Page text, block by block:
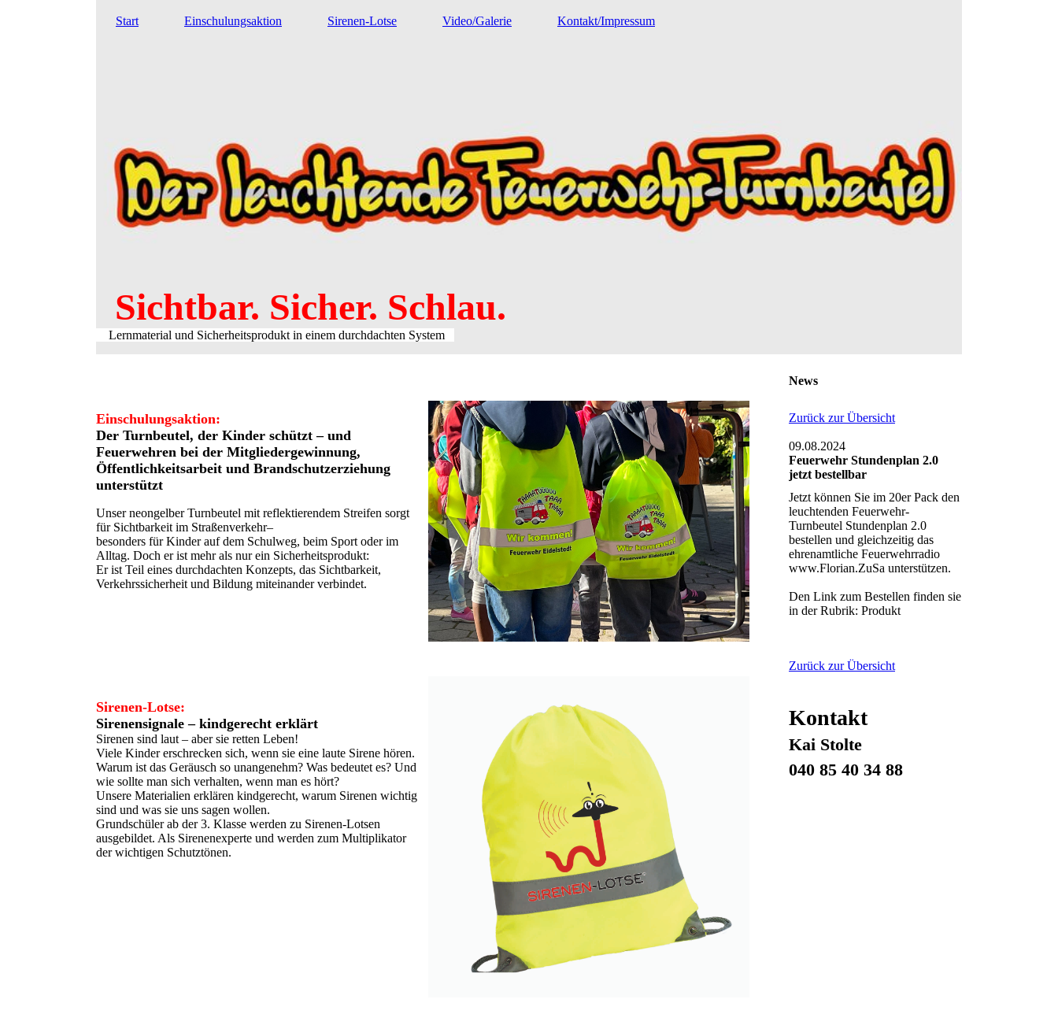
Start Einschulungsaktion Sirenen-Lotse Video/Galerie Kontakt/Impressum
Sichtbar. Sicher. Schlau.
Lernmaterial und Sicherheitsprodukt in einem durchdachten System
Einschulungsaktion:
Der Turnbeutel, der Kinder schützt – und
Feuerwehren bei der Mitgliedergewinnung,
Öffentlichkeitsarbeit und Brandschutzerziehung
unterstützt
Unser neongelber Turnbeutel mit reflektierendem Streifen sorgt
für Sichtbarkeit im Straßenverkehr–
besonders für Kinder auf dem Schulweg, beim Sport oder im
Alltag. Doch er ist mehr als nur ein Sicherheitsprodukt:
Er ist Teil eines durchdachten Konzepts, das Sichtbarkeit,
Verkehrssicherheit und Bildung miteinander verbindet.
Sirenen-Lotse:
Sirenensignale – kindgerecht erklärt
Sirenen sind laut – aber sie retten Leben!
Viele Kinder erschrecken sich, wenn sie eine laute Sirene hören.
Warum ist das Geräusch so unangenehm? Was bedeutet es? Und
wie sollte man sich verhalten, wenn man es hört?
Unsere Materialien erklären kindgerecht, warum Sirenen wichtig
sind und was sie uns sagen wollen.
Grundschüler ab der 3. Klasse werden zu Sirenen-Lotsen
ausgebildet. Als Sirenenexperte und werden zum Multiplikator
der wichtigen Schutztönen.
News
Zurück zur Übersicht
09.08.2024
Feuerwehr Stundenplan 2.0
jetzt bestellbar
Jetzt können Sie im 20er Pack den
leuchtenden Feuerwehr-
Turnbeutel Stundenplan 2.0
bestellen und gleichzeitig das
ehrenamtliche Feuerwehrradio
www.Florian.ZuSa unterstützen.
Den Link zum Bestellen finden sie
in der Rubrik: Produkt
Zurück zur Übersicht
Kontakt
Kai Stolte
040 85 40 34 88